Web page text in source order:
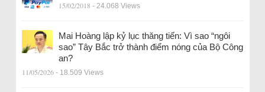
15/02/2018 - 24.068 Views
Mai Hoàng lập kỷ lục thăng tiến: Vì sao “ngôi
sao” Tây Bắc trở thành điểm nóng của Bộ Công
an?
11/05/2026 - 18.509 Views